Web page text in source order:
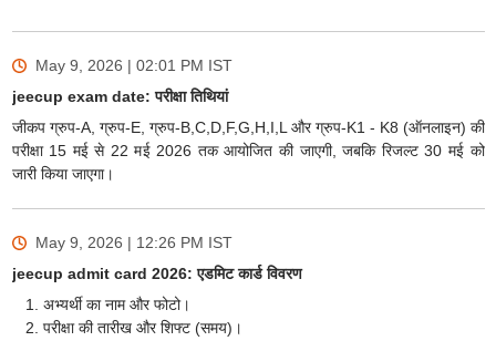
May 9, 2026 | 02:01 PM IST
jeecup exam date: परीक्षा तिथियां
जीकप ग्रुप-A, ग्रुप-E, ग्रुप-B,C,D,F,G,H,I,L और ग्रुप-K1 - K8 (ऑनलाइन) की
परीक्षा 15 मई से 22 मई 2026 तक आयोजित की जाएगी, जबकि रिजल्ट 30 मई को
जारी किया जाएगा।
May 9, 2026 | 12:26 PM IST
jeecup admit card 2026: एडमिट कार्ड विवरण
अभ्यर्थी का नाम और फोटो।
परीक्षा की तारीख और शिफ्ट (समय)।